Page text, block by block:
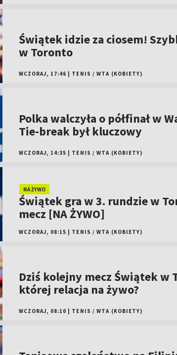
Świątek idzie za ciosem!
w Toronto
WCZORAJ, 17:46 TENIS / WTA (KOBIETY)
Polka walczyła o półfinał w
Tie-break był kluczowy
WCZORAJ, 14:35 TENIS / WTA (KOBIETY)
NA ŻYWO
Świątek gra w 3. rundzie w
mecz [NA ŻYWO]
WCZORAJ, 08:15 TENIS / WTA (KOBIETY)
Dziś kolejny mecz Świątek w
której relacja na żywo?
WCZORAJ, 08:10 TENIS / WTA (KOBIETY)